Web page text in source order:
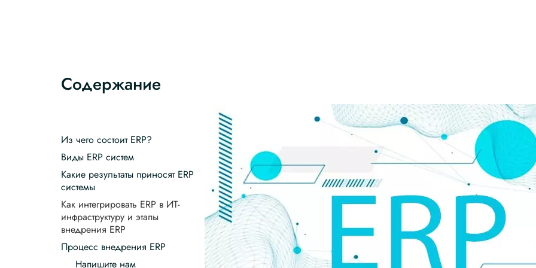
Содержание
Из чего состоит ERP?
Виды ERP систем
Какие результаты приносят ERP
системы
Как интегрировать ERP в ИТ-
инфраструктуру и этапы
внедрения ERP
Процесс внедрения ERP
Напишите нам